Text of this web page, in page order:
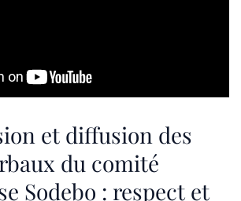
et diffusion des
du comité
Sodebo : respect et